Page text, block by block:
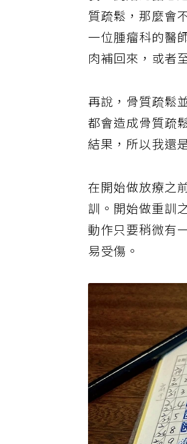
質疏鬆，那麼會
一位腫瘤科的
肉補回來，或者
再說，骨質疏鬆
都會造成骨質疏
結果，所以我還
在開始做放療之
訓。開始做重訓
動作只要稍微有
易受傷。